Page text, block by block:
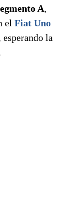
A,
el Fiat Uno
esperando la